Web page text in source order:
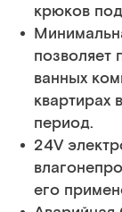
крюков
позволяет
ванных
квартирах
период.
24V
его